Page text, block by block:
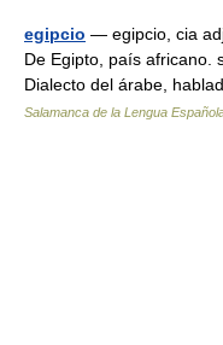
egipcio — egipcio, cia
De Egipto, país africano.
Dialecto del árabe,
Salamanca de la Lengua